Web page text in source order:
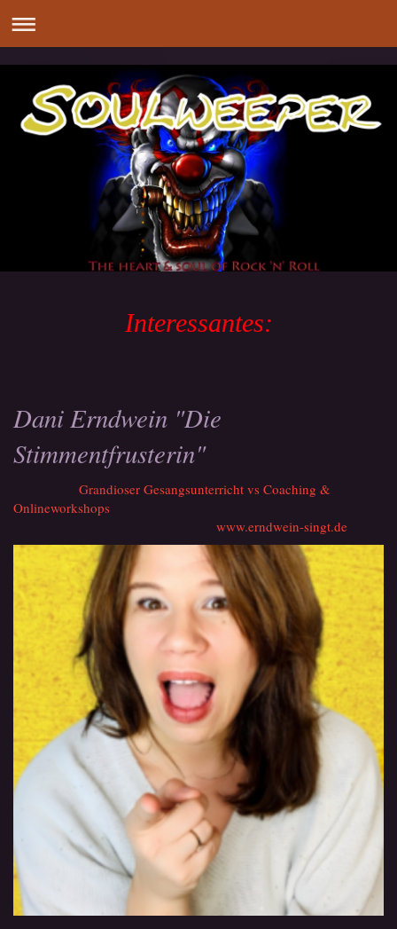
Interessantes:
Dani Erndwein "Die
Stimmentfrusterin"
Grandioser Gesangsunterricht vs Coaching &
Onlineworkshops
www.erndwein-singt.de